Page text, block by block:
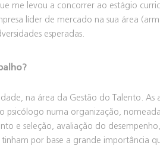
me levou a concorrer ao estágio
líder de mercado na sua área
esperadas.
na área da Gestão do Talento. As
psicólogo numa organização,
e seleção, avaliação do
por base a grande importância